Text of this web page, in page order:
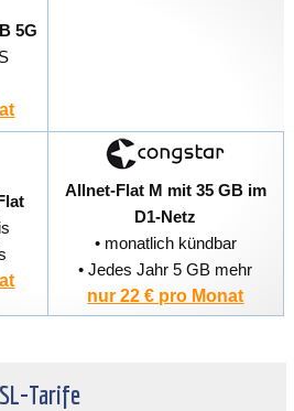
5G
Allnet-Flat M mit 35 GB im
D1-Netz
• monatlich kündbar
• Jedes Jahr 5 GB mehr
nur 22 € pro Monat
Tarife